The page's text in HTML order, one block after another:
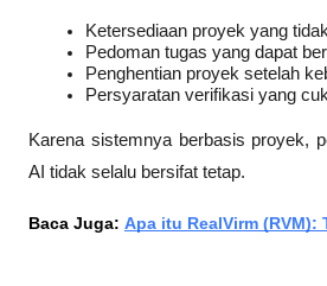
Ketersediaan proyek yang
Pedoman tugas yang dapat
Penghentian proyek setelah
Persyaratan verifikasi yang
Karena sistemnya berbasis proyek,
AI tidak selalu bersifat tetap.
Baca Juga: Apa itu RealVirm (RVM):